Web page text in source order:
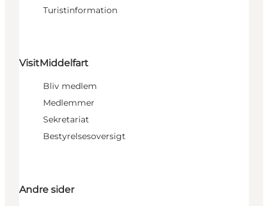
Turistinformation
VisitMiddelfart
Bliv medlem
Medlemmer
Sekretariat
Bestyrelsesoversigt
Andre sider